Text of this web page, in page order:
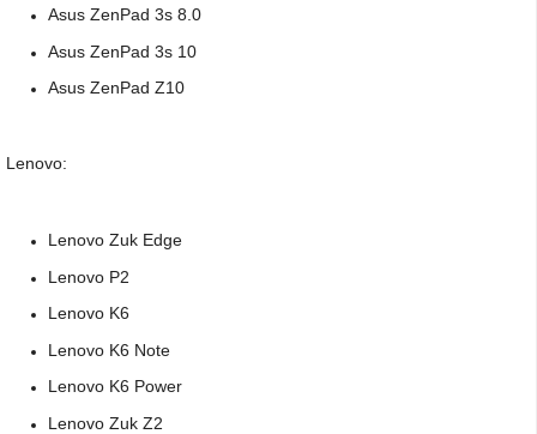
Asus ZenPad 3s 8.0
Asus ZenPad 3s 10
Asus ZenPad Z10
Lenovo:
Lenovo Zuk Edge
Lenovo P2
Lenovo K6
Lenovo K6 Note
Lenovo K6 Power
Lenovo Zuk Z2